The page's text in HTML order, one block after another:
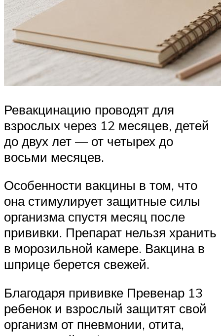
Ревакцинацию проводят для
взрослых через 12 месяцев, детей
до двух лет — от четырех до
восьми месяцев.
Особенности вакцины в том, что
она стимулирует защитные силы
организма спустя месяц после
прививки. Препарат нельзя хранить
в морозильной камере. Вакцина в
шприце берется свежей.
Благодаря прививке Превенар 13
ребенок и взрослый защитят свой
организм от пневмонии, отита,